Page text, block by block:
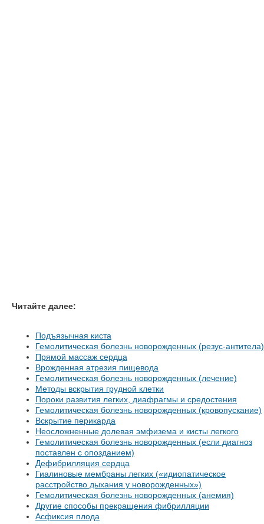
Читайте далее:
Подъязычная киста
Гемолитическая болезнь новорожденных (резус-антитела)
Прямой массаж сердца
Врожденная атрезия пищевода
Гемолитическая болезнь новорожденных (лечение)
Методы вскрытия грудной клетки
Пороки развития легких, диафрагмы и средостения
Гемолитическая болезнь новорожденных (кровопускание)
Вскрытие перикарда
Неосложненные долевая эмфизема и кисты легкого
Гемолитическая болезнь новорожденных (если диагноз
поставлен с опозданием)
Дефибрилляция сердца
Гиалиновые мембраны легких («идиопатическое
расстройство дыхания у новорожденных»)
Гемолитическая болезнь новорожденных (анемия)
Другие способы прекращения фибрилляции
Асфиксия плода